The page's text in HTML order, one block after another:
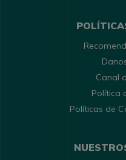
Canal
Política
Políticas de